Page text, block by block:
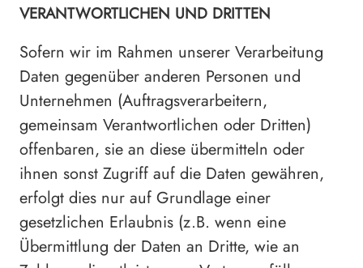
VERANTWORTLICHEN UND DRITTEN
Sofern wir im Rahmen unserer Verarbeitung
Daten gegenüber anderen Personen und
Unternehmen (Auftragsverarbeitern,
gemeinsam Verantwortlichen oder Dritten)
offenbaren, sie an diese übermitteln oder
ihnen sonst Zugriff auf die Daten gewähren,
erfolgt dies nur auf Grundlage einer
gesetzlichen Erlaubnis (z.B. wenn eine
Übermittlung der Daten an Dritte, wie an